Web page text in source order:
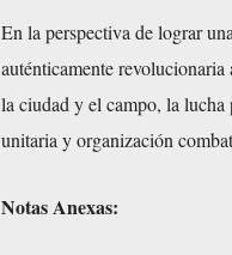
En la perspectiva de lograr
auténticamente
la ciudad y el campo, la
unitaria y organización
Notas Anexas: